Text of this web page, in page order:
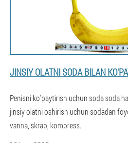
JINSIY OLATNI SODA BILAN
Penisni ko'paytirish uchun soda soda
jinsiy olatni oshirish uchun sodadan
vanna, skrab, kompress.